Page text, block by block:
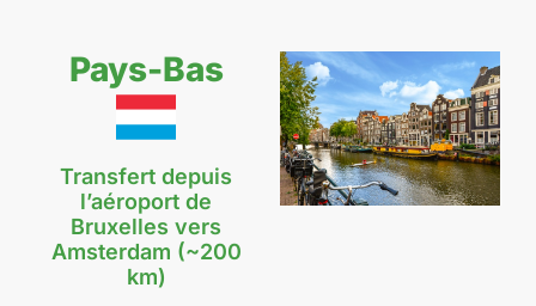
Pays-Bas
Transfert depuis
l’aéroport de
Bruxelles vers
Amsterdam (~200
km)